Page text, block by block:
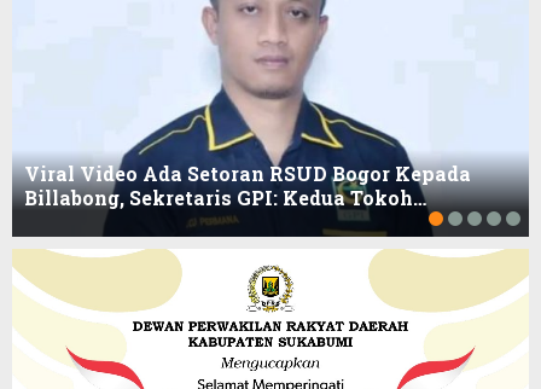
Viral Video Ada Setoran RSUD Bogor Kepada
Billabong, Sekretaris GPI: Kedua Tokoh…